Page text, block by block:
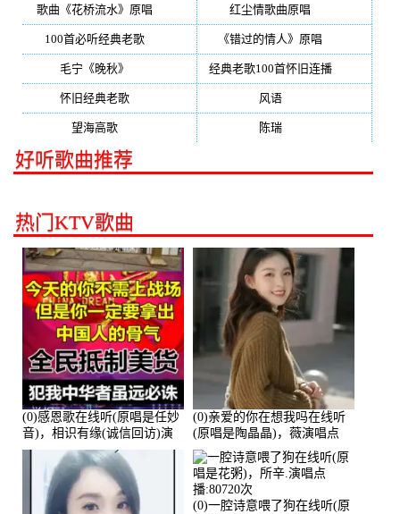
歌曲《花桥流水》原唱 红尘情歌曲原唱
100首必听经典老歌 《错过的情人》原唱
毛宁《晚秋》 经典老歌100首怀旧连播(134)
怀旧经典老歌 风语(132)
望海高歌 陈瑞(128)
好听歌曲推荐
热门KTV歌曲
(0)感恩歌在线听(原唱是任妙
音)，相识有缘(诚信回访)演
唱点播:161288次
(0)亲爱的你在想我吗在线听
(原唱是陶晶晶)，薇演唱点
播:159722次
(0)一腔诗意喂了狗在线听(原